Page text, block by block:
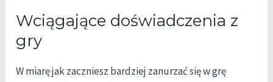
Wciągające doświadczenia z
gry
W miarę jak zaczniesz bardziej zanurzać się w grę